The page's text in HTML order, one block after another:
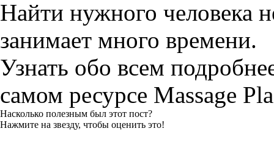
Найти нужного человека
занимает много времени.
Узнать обо всем
самом ресурсе Massage
Насколько полезным был этот пост?
Нажмите на звезду, чтобы оценить это!